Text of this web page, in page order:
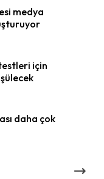
medya
için
daha çok